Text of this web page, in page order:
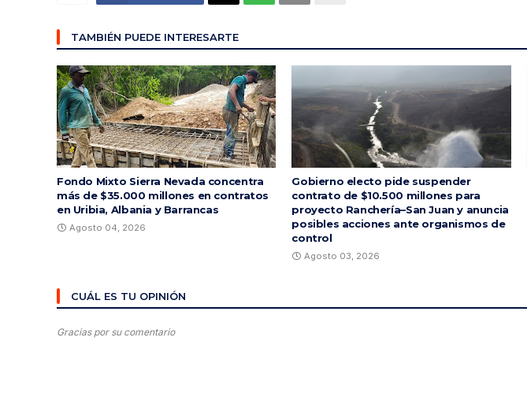
TAMBIÉN PUEDE INTERESARTE
Fondo Mixto Sierra Nevada concentra
más de $35.000 millones en contratos
en Uribia, Albania y Barrancas
Agosto 04, 2026
Gobierno electo pide suspender
contrato de $10.500 millones para
proyecto Ranchería–San Juan y anuncia
posibles acciones ante organismos de
control
Agosto 03, 2026
CUÁL ES TU OPINIÓN
Gracias por su comentario